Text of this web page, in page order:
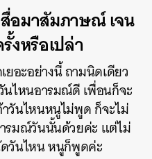
สื่อมาสัมภาษณ์ เจน
งหรือเปล่า
ยอะอย่างนี้ ถามนิดเดียว
ไหนอารมณ์ดี เพื่อนก็จะ
วันไหนหนูไม่พูด ก็จะไม่
รมณ์วันนั้นด้วยค่ะ แต่ไม่
วันไหน หนูก็พูดค่ะ